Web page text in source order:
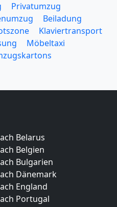
Privatumzug
Beiladung
Klaviertransport
Möbeltaxi
Belarus
Belgien
Bulgarien
Dänemark
England
Portugal